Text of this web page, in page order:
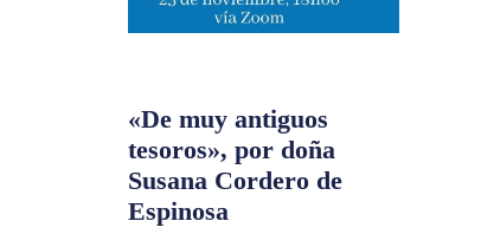
«De muy antiguos
tesoros», por doña
Susana Cordero de
Espinosa